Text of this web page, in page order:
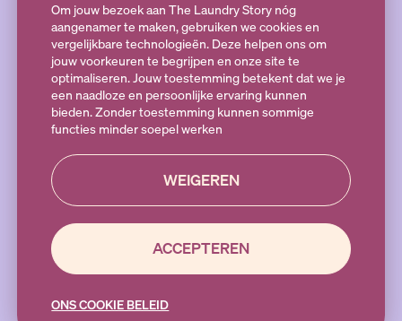
Heb je vragen?
Stuur een e-mail naarhallo@theLaundryStory.nlof Whatsapp naar
+316 19 79 25 10. Bereikbaar op Maandag t/m vrijdag 09:00-17:00
© 2025 THE LAUNDRY STORY
Om jouw bezoek aan The Laundry Story nóg
aangenamer te maken, gebruiken we cookies en
vergelijkbare technologieën. Deze helpen ons om
jouw voorkeuren te begrijpen en onze site te
optimaliseren. Jouw toestemming betekent dat we je
een naadloze en persoonlijke ervaring kunnen
bieden. Zonder toestemming kunnen sommige
functies minder soepel werken
WEIGEREN
ACCEPTEREN
ONS COOKIE BELEID